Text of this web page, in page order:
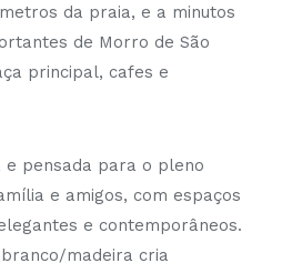
da praia, e a minutos
de Morro de São
principal, cafes e
e pensada para o pleno
e amigos, com espaços
e contemporâneos.
madeira cria